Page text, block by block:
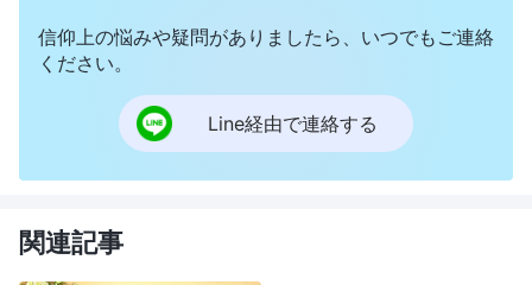
信仰上の悩みや疑問がありましたら、いつでもご連絡
ください。
Line経由で連絡する
関連記事